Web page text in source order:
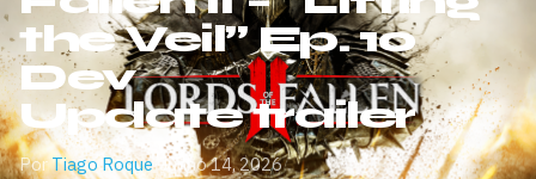
the Veil” Ep. 10
Dev
Update trailer
PorTiago Roque·Junho 14, 2026